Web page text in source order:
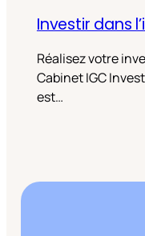
Investir dans
Réalisez votre
Cabinet IGC
est…